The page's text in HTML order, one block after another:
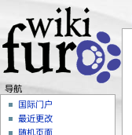
导航
国际门户
最近更改